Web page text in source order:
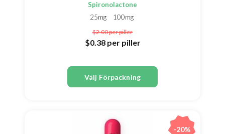
Spironolactone
25mg
100mg
$2.00per piller
$0.38 per piller
Välj Förpackning
-20%